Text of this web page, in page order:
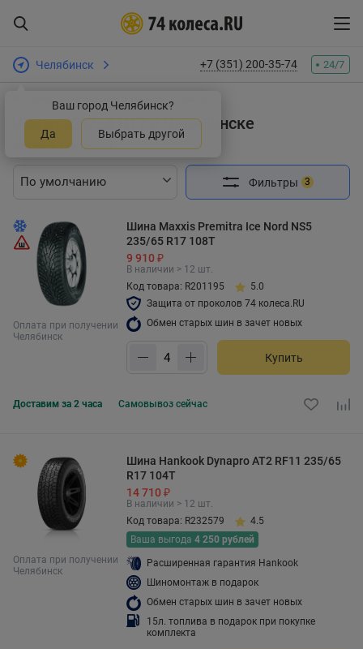
Челябинск
Ваш город Челябинск?
Да Выбрать другой
+7 (351) 200-35-74 24/7
Интернет-магазин шин и дисков
Шины 235/65 R17 в Челябинске
Найдено 144 товара
Фильтры 3
Оплата при получении
Челябинск
Шина Maxxis Premitra Ice Nord NS5
235/65 R17 108T
9 910 ₽
В наличии > 12 шт.
Код товара: R201195
5.0
Защита от проколов 74 колеса.RU
Обмен старых шин в зачет новых
Купить
Доставим за 2 часа Самовывоз сейчас
Оплата при получении
Челябинск
Шина Hankook Dynapro AT2 RF11 235/65
R17 104T
14 710 ₽
В наличии > 12 шт.
Код товара: R232579
4.5
Ваша выгода 4 250 рублей
Расширенная гарантия Hankook
Шиномонтаж в подарок
Обмен старых шин в зачет новых
15л. топлива в подарок при покупке
комплекта